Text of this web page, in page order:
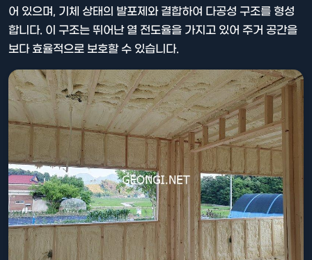
어 있으며, 기체 상태의 발포제와 결합하여 다공성 구조를 형성
합니다. 이 구조는 뛰어난 열 전도율을 가지고 있어 주거 공간을
보다 효율적으로 보호할 수 있습니다.